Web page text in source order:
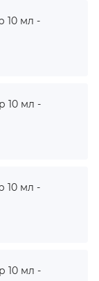
10 мл -
10 мл -
10 мл -
10 мл -